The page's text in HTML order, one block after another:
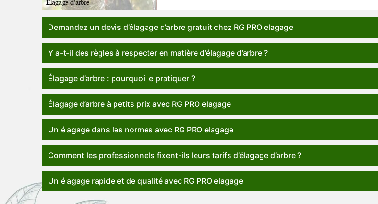
Demandez un devis d’élagage d’arbre gratuit chez RG PRO elagage
Y a-t-il des règles à respecter en matière d’élagage d’arbre ?
Élagage d’arbre : pourquoi le pratiquer ?
Élagage d’arbre à petits prix avec RG PRO elagage
Un élagage dans les normes avec RG PRO elagage
Comment les professionnels fixent-ils leurs tarifs d’élagage d’arbre ?
Un élagage rapide et de qualité avec RG PRO elagage